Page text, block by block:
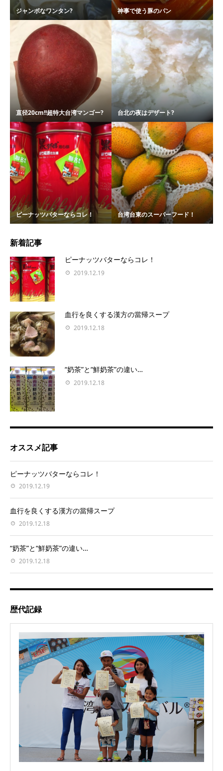
ジャンボなワンタン? 神事で使う豚のパン
直径20cm!!超特大台湾マンゴー? 台北の夜はデザート?
ピーナッツバターならコレ！ 台湾台東のスーパーフード！
新着記事
ピーナッツバターならコレ！
2019.12.19
血行を良くする漢方の當帰スープ
2019.12.18
“奶茶”と“鮮奶茶”の違い…
2019.12.18
オススメ記事
ピーナッツバターならコレ！
2019.12.19
血行を良くする漢方の當帰スープ
2019.12.18
“奶茶”と“鮮奶茶”の違い…
2019.12.18
歴代記録